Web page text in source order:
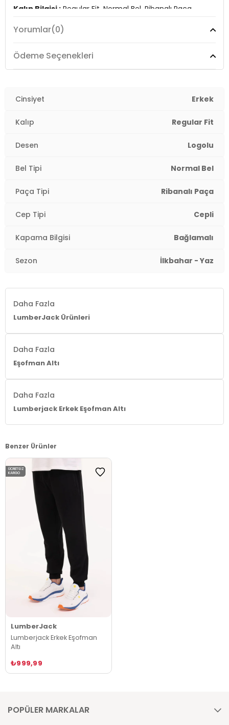
Kalıp Bilgisi : Regular Fit, Normal Bel, Ribanalı Paça
Üretim Yeri :Türkiye
Yorumlar(0)
Ödeme Seçenekleri
Cinsiyet Erkek
Kalıp Regular Fit
Desen Logolu
Bel Tipi Normal Bel
Paça Tipi Ribanalı Paça
Cep Tipi Cepli
Kapama Bilgisi Bağlamalı
Sezon İlkbahar - Yaz
Daha Fazla
LumberJack Ürünleri
Daha Fazla
Eşofman Altı
Daha Fazla
Lumberjack Erkek Eşofman Altı
Benzer Ürünler
LumberJack
Lumberjack Erkek Eşofman
Altı
₺999,99
ÜCRETSIZ
KARGO
POPÜLER MARKALAR